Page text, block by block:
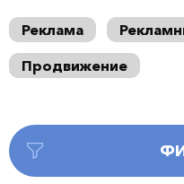
Реклама
Продвижение